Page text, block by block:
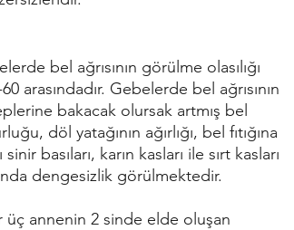
bel ağrısının görülme olasılığı
arasındadır. Gebelerde bel ağrısının
bakacak olursak artmış bel
döl yatağının ağırlığı, bel fıtığına
sinir basıları, karın kasları ile sırt kasları
dengesizlik görülmektedir.